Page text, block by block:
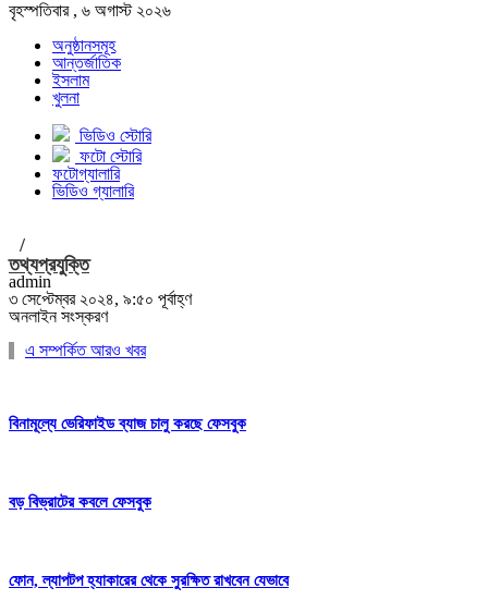
বৃহস্পতিবার , ৬ অগাস্ট ২০২৬
অনুষ্ঠানসমূহ
আন্তর্জাতিক
ইসলাম
খুলনা
ভিডিও স্টোরি
ফটো স্টোরি
ফটোগ্যালারি
ভিডিও গ্যালারি
/
তথ্যপ্রযুক্তি
admin
৩ সেপ্টেম্বর ২০২৪, ৯:৫০ পূর্বাহ্ণ
অনলাইন সংস্করণ
এ সম্পর্কিত আরও খবর
বিনামূল্যে ভেরিফাইড ব্যাজ চালু করছে ফেসবুক
বড় বিভ্রাটের কবলে ফেসবুক
ফোন, ল্যাপটপ হ্যাকারের থেকে সুরক্ষিত রাখবেন যেভাবে